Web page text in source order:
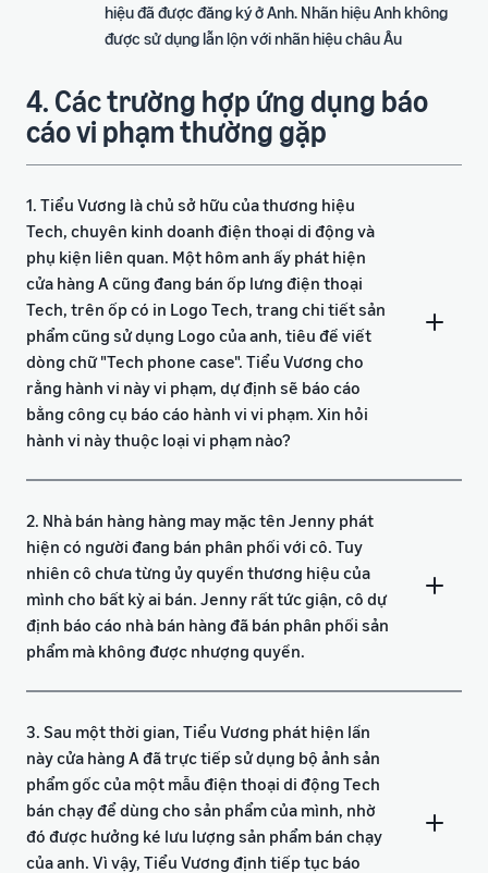
hiệu đã được đăng ký ở Anh. Nhãn hiệu Anh không
được sử dụng lẫn lộn với nhãn hiệu châu Âu
4. Các trường hợp ứng dụng báo
cáo vi phạm thường gặp
1. Tiểu Vương là chủ sở hữu của thương hiệu
Tech, chuyên kinh doanh điện thoại di động và
phụ kiện liên quan. Một hôm anh ấy phát hiện
cửa hàng A cũng đang bán ốp lưng điện thoại
Tech, trên ốp có in Logo Tech, trang chi tiết sản
phẩm cũng sử dụng Logo của anh, tiêu đề viết
dòng chữ "Tech phone case". Tiểu Vương cho
rằng hành vi này vi phạm, dự định sẽ báo cáo
bằng công cụ báo cáo hành vi vi phạm. Xin hỏi
hành vi này thuộc loại vi phạm nào?
2. Nhà bán hàng hàng may mặc tên Jenny phát
hiện có người đang bán phân phối với cô. Tuy
nhiên cô chưa từng ủy quyền thương hiệu của
mình cho bất kỳ ai bán. Jenny rất tức giận, cô dự
định báo cáo nhà bán hàng đã bán phân phối sản
phẩm mà không được nhượng quyền.
3. Sau một thời gian, Tiểu Vương phát hiện lần
này cửa hàng A đã trực tiếp sử dụng bộ ảnh sản
phẩm gốc của một mẫu điện thoại di động Tech
bán chạy để dùng cho sản phẩm của mình, nhờ
đó được hưởng ké lưu lượng sản phẩm bán chạy
của anh. Vì vậy, Tiểu Vương định tiếp tục báo